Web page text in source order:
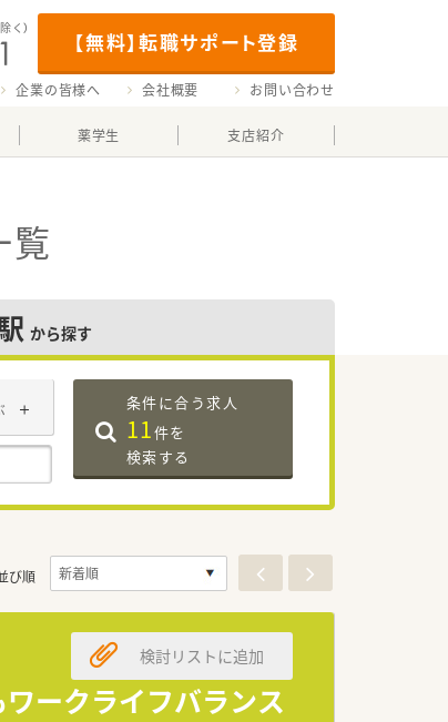
【無料】転職サポート登録
く）
企業の皆様へ 会社概要 お問い合わせ
薬学生 支店紹介
覧
から探す
条件に合う求人
11件を
検索する
び順
ークライフバランス
検討リストに追加